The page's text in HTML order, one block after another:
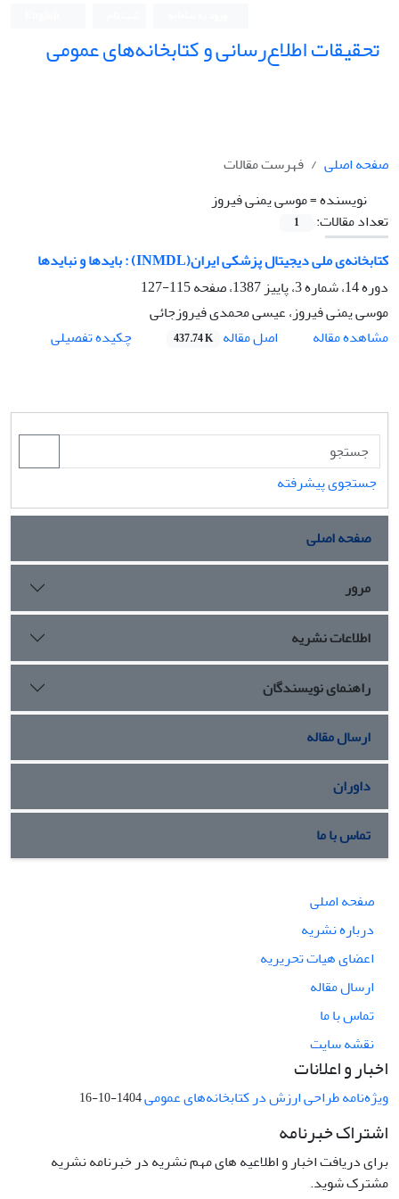
تحقیقات اطلاع‌رسانی و کتابخانه‌های عمومی
صفحه اصلی
فهرست مقالات
نویسنده =موسی یمنی فیروز
تعداد مقالات:
1
کتابخانه‌ی ملی دیجیتال پزشکی ایران(INMDL) : بایدها و نبایدها
دوره 14، شماره 3، پاییز 1387، صفحه
115-127
موسی یمنی فیروز، عیسی محمدی فیروزجائی
مشاهده مقاله
اصل مقاله 437.74 K چکیده تفصیلی
جستجوی پیشرفته
صفحه اصلی
مرور
اطلاعات نشریه
راهنمای نویسندگان
ارسال مقاله
داوران
تماس با ما
صفحه اصلی
درباره نشریه
اعضای هیات تحریریه
ارسال مقاله
تماس با ما
نقشه سایت
اخبار و اعلانات
ویژه‌نامه طراحی ارزش در کتابخانه‌های عمومی1404-10-16
اشتراک خبرنامه
برای دریافت اخبار و اطلاعیه های مهم نشریه در خبرنامه نشریه
مشترک شوید.